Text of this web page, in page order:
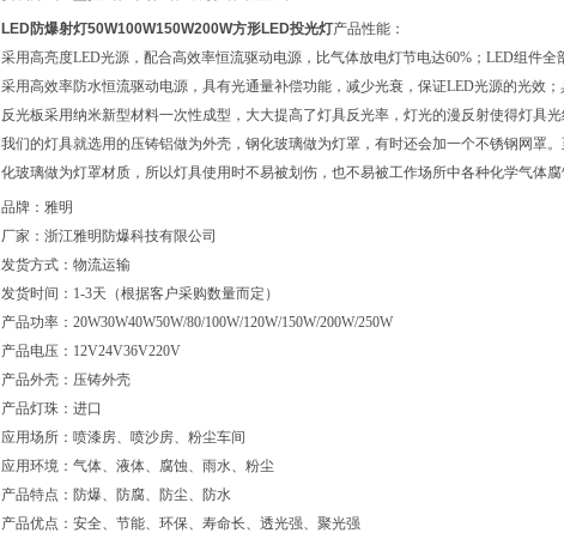
LED防爆射灯50W100W150W200W方形LED投光灯产品性能：
采用高亮度LED光源，配合高效率恒流驱动电源，比气体放电灯节电达60%；LED组件全
采用高效率防水恒流驱动电源，具有光通量补偿功能，减少光衰，保证LED光源的光效；
反光板采用纳米新型材料一次性成型，大大提高了灯具反光率，灯光的漫反射使得灯具光
我们的灯具就选用的压铸铝做为外壳，钢化玻璃做为灯罩，有时还会加一个不锈钢网罩
化玻璃做为灯罩材质，所以灯具使用时不易被划伤，也不易被工作场所中各种化学气体腐
品牌：雅明
厂家：浙江雅明防爆科技有限公司
发货方式：物流运输
发货时间： 1-3天（根据客户采购数量而定）
产品功率： 20W30W40W50W/80/100W/120W/150W/200W/250W
产品电压： 12V24V36V220V
产品外壳：压铸外壳
产品灯珠：进口
应用场所：喷漆房、喷沙房、粉尘车间
应用环境：气体、液体、腐蚀、雨水、粉尘
产品特点：防爆、防腐、防尘、防水
产品优点：安全、节能、环保、寿命长、透光强、聚光强